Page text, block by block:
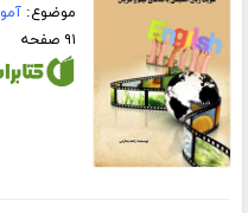
موضوع:
۹۱ صفحه